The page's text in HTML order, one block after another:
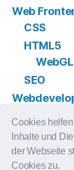
Cookies
Inhalte und
der Webseite
Cookies zu.
Web
CSS
HTML5
WebGL
SEO